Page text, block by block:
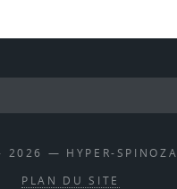
2026 — HYPER-SPINOZA
PLAN DU SITE